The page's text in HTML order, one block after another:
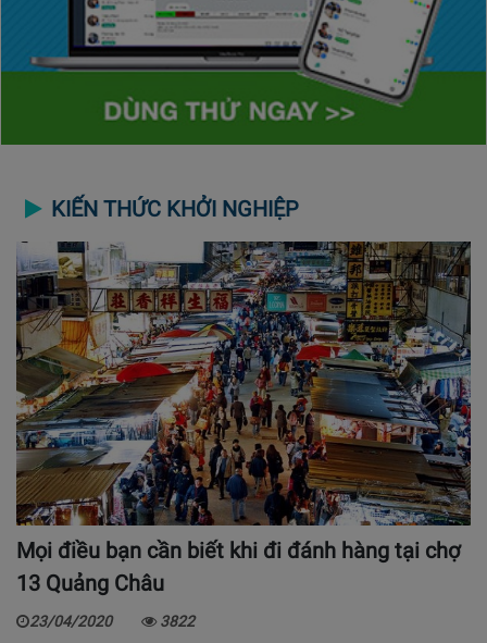
KIẾN THỨC KHỞI NGHIỆP
Mọi điều bạn cần biết khi đi đánh hàng tại chợ
13 Quảng Châu
23/04/2020 3822